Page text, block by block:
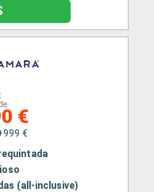
€
€
(all-inclusive)